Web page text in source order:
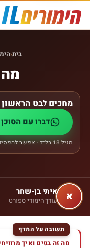
בית‹
מחכים לבט
דברו עם הסוכן
מגיל 18 בלבד · אפשר להפסיד כאן כסף אמיתי ·
א איתיבן-שחר
עורך הימורי ספורט
מה זה בטים ואיך